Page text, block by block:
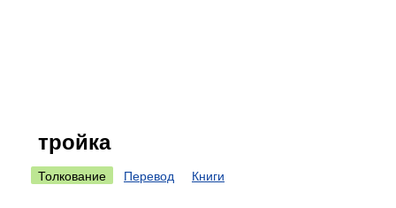
тройка
Толкование Перевод Книги